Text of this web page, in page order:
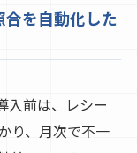
を自動化した
入前は、レシー
り、月次で不一